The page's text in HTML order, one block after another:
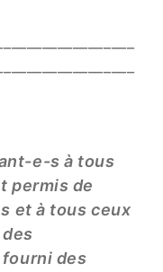
e-s à tous
permis de
et à tous ceux
des